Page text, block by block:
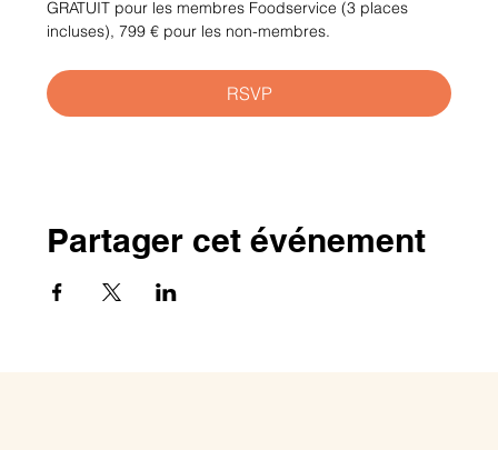
GRATUIT pour les membres Foodservice (3 places
incluses), 799 € pour les non-membres.
RSVP
Partager cet événement